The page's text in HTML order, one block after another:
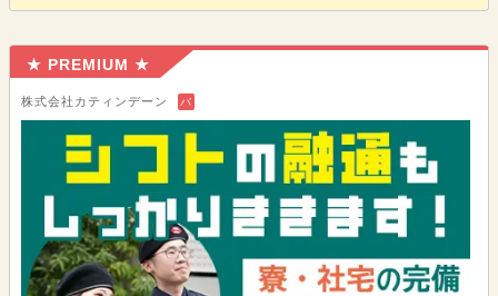
★ PREMIUM ★
株式会社カティンデーン バ